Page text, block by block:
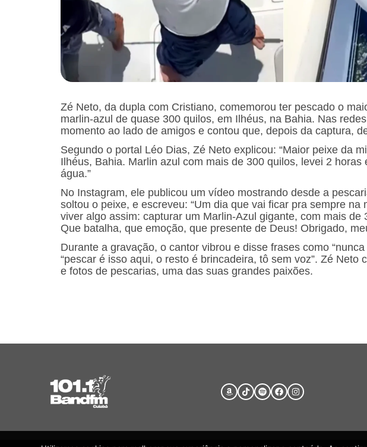
Zé Neto, da dupla com Cristiano, comemorou ter pescado o
marlin-azul de quase 300 quilos, em Ilhéus, na Bahia. Nas
momento ao lado de amigos e contou que, depois da captura,
Segundo o portal Léo Dias, Zé Neto explicou: “Maior peixe da
Ilhéus, Bahia. Marlin azul com mais de 300 quilos, levei 2 horas
água.”
No Instagram, ele publicou um vídeo mostrando desde a
soltou o peixe, e escreveu: “Um dia que vai ficar pra sempre na
viver algo assim: capturar um Marlin-Azul gigante, com mais de
Que batalha, que emoção, que presente de Deus! Obrigado,
Durante a gravação, o cantor vibrou e disse frases como
“pescar é isso aqui, o resto é brincadeira, tô sem voz”. Zé Neto
e fotos de pescarias, uma das suas grandes paixões.